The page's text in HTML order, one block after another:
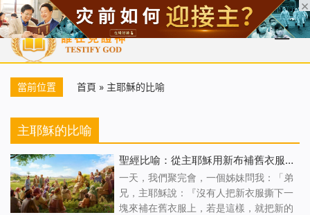
首頁 每日靈糧 天國福音 基督徒見證 信仰解答 聖經
當前位置 首頁 » 主耶穌的比喻
主耶穌的比喻
聖經比喻：從主耶穌用新布補舊衣服的比喻中得到新亮光
一天，我們聚完會，一個姊妹問我：「弟
兄，主耶穌說：『沒有人把新衣服撕下一
塊來補在舊衣服上，若是這樣，就把新的